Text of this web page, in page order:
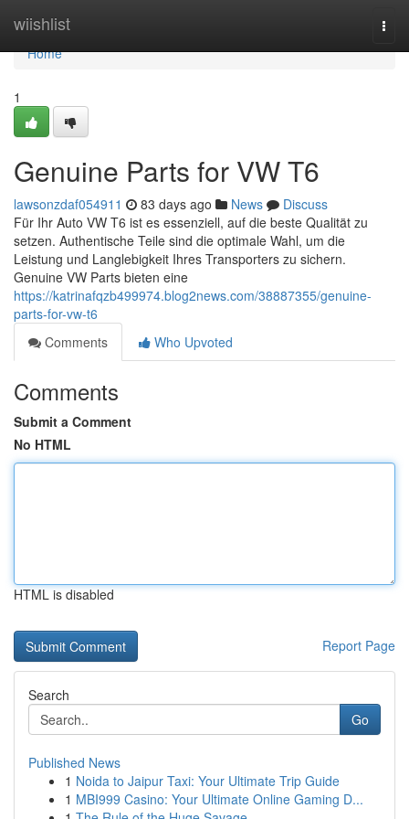
wiishlist
Home
Home
1
Genuine Parts for VW T6
lawsonzdaf054911 83 days ago News
Discuss
Für Ihr Auto VW T6 ist es essenziell, auf die beste Qualität zu
setzen. Authentische Teile sind die optimale Wahl, um die
Leistung und Langlebigkeit Ihres Transporters zu sichern.
Genuine VW Parts bieten eine
https://katrinafqzb499974.blog2news.com/38887355/genuine-
parts-for-vw-t6
Comments
Who Upvoted
Comments
Submit a Comment
No HTML
HTML is disabled
Report Page
Search
Go
Published News
1 Noida to Jaipur Taxi: Your Ultimate Trip Guide
1 MBI999 Casino: Your Ultimate Online Gaming D...